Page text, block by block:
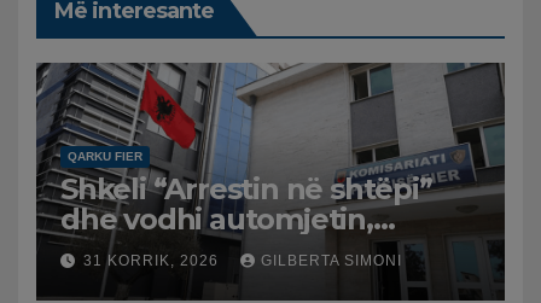
Më interesante
QARKU FIER
Shkeli “Arrestin në shtëpi”
dhe vodhi automjetin,
arrestohet 43-vjeçari
31 KORRIK, 2026 GILBERTA SIMONI